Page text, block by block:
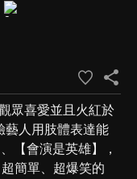
眾喜愛並且火紅於
藝人用肢體表達能
【會演是英雄】，
簡單、超爆笑的